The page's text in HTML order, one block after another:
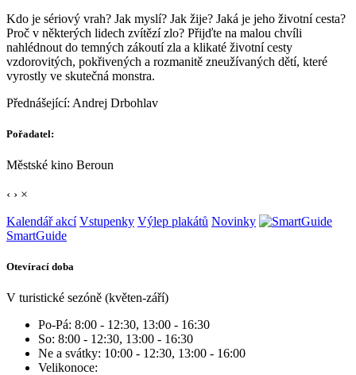
Kdo je sériový vrah? Jak myslí? Jak žije? Jaká je jeho životní cesta?
Proč v některých lidech zvítězí zlo? Přijďte na malou chvíli
nahlédnout do temných zákoutí zla a klikaté životní cesty
vzdorovitých, pokřivených a rozmanitě zneužívaných dětí, které
vyrostly ve skutečná monstra.
Přednášející: Andrej Drbohlav
Pořadatel:
Městské kino Beroun
‹ › ×
Kalendář akcí Vstupenky Výlep plakátů Novinky
SmartGuide
Otevírací doba
V turistické sezóně (květen-září)
Po-Pá: 8:00 - 12:30, 13:00 - 16:30
So: 8:00 - 12:30, 13:00 - 16:30
Ne a svátky: 10:00 - 12:30, 13:00 - 16:00
Velikonoce: